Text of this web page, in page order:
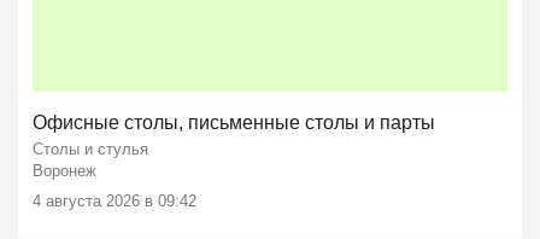
Офисные столы, письменные столы и парты
Столы и стулья
Воронеж
4 августа 2026 в 09:42